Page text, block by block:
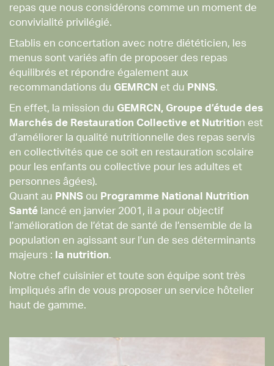
repas que nous considérons comme un moment de
convivialité privilégié.
Etablis en concertation avec notre diététicien, les
menus sont variés afin de proposer des repas
équilibrés et répondre également aux
recommandations du GEMRCN et du PNNS.
En effet, la mission du GEMRCN, Groupe d’étude des
Marchés de Restauration Collective et Nutrition est
d’améliorer la qualité nutritionnelle des repas servis
en collectivités que ce soit en restauration scolaire
pour les enfants ou collective pour les adultes et
personnes âgées).
Quant au PNNS ou Programme National Nutrition
Santé lancé en janvier 2001, il a pour objectif
l’amélioration de l’état de santé de l’ensemble de la
population en agissant sur l’un de ses déterminants
majeurs : la nutrition.
Notre chef cuisinier et toute son équipe sont très
impliqués afin de vous proposer un service hôtelier
haut de gamme.